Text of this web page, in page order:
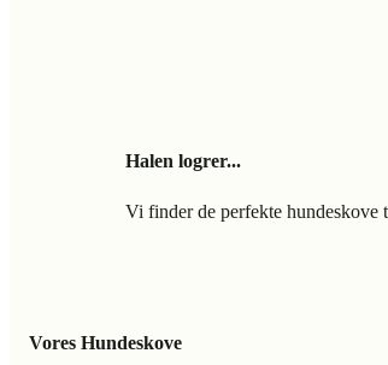
Halen logrer...
Vi finder de perfekte hundeskove
Vores Hundeskove